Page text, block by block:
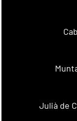
Julià de